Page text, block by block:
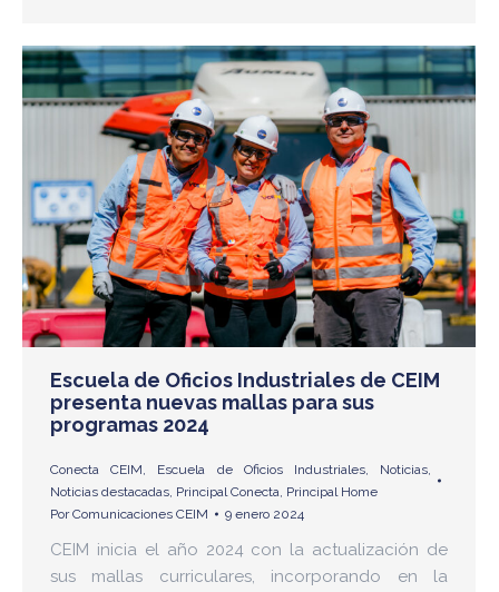
Escuela de Oficios Industriales de CEIM
presenta nuevas mallas para sus
programas 2024
Conecta CEIM, Escuela de Oficios Industriales, Noticias,
Noticias destacadas, Principal Conecta, Principal Home
PorComunicaciones CEIM 9 enero 2024
CEIM inicia el año 2024 con la actualización de
sus mallas curriculares, incorporando en la